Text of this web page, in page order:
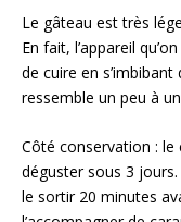
Le gâteau est très
En fait, l’appareil
de cuire en
ressemble un peu à
Côté conservation :
déguster sous 3
le sortir 20 minutes